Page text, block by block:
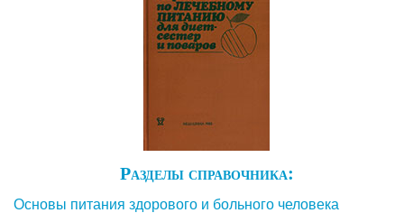
Разделы справочника:
Основы питания здорового и больного человека